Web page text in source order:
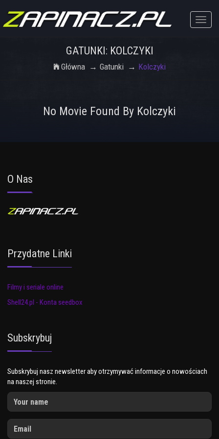
Toggle
GATUNKI: KOLCZYKI
Główna Gatunki Kolczyki
No Movie Found By Kolczyki
O Nas
Przydatne Linki
Filmy i seriale online
Shell24.pl - Konta seedbox
Subskrybuj
Subskrybuj nasz newsletter aby otrzymywać informacje o nowościach
na naszej stronie.